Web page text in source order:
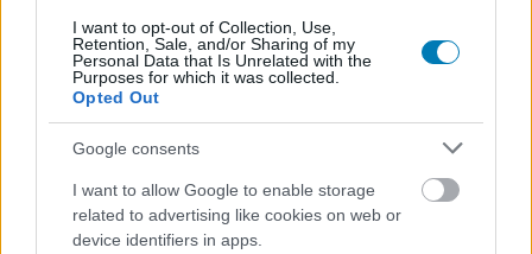
I want to opt-out of Collection, Use,
Retention, Sale, and/or Sharing of my
Personal Data that Is Unrelated with the
Purposes for which it was collected.
Opted Out
Google consents
I want to allow Google to enable storage
related to advertising like cookies on web or
device identifiers in apps.
Ha nagyon sietsz, ingyen lehet most a tiéd egy
kooperatív puzzle-játék
Ingyen adja a Ubisoft a Tom Clancy's Ghost Recon
Future Soldiert PC-re, de csak korlátozott ideig